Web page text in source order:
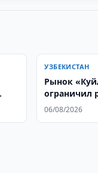
УЗБЕКИСТАН
Рынок
ограничил
нарушений
06/08/2026